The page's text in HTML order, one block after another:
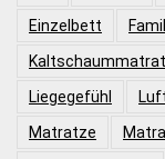
Einzelbett
Liegegefühl
Matratze